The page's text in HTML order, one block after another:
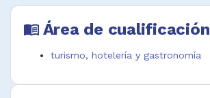
menu_book Área de cualificación
turismo, hotelería y gastronomía